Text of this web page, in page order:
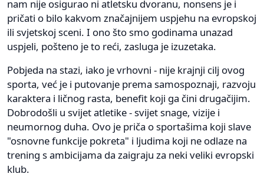
nam nije osigurao ni atletsku dvoranu, nonsens je i
pričati o bilo kakvom značajnijem uspjehu na evropskoj
ili svjetskoj sceni. I ono što smo godinama unazad
uspjeli, pošteno je to reći, zasluga je izuzetaka.
Pobjeda na stazi, iako je vrhovni - nije krajnji cilj ovog
sporta, već je i putovanje prema samospoznaji, razvoju
karaktera i ličnog rasta, benefit koji ga čini drugačijim.
Dobrodošli u svijet atletike - svijet snage, vizije i
neumornog duha. Ovo je priča o sportašima koji slave
"osnovne funkcije pokreta" i ljudima koji ne odlaze na
trening s ambicijama da zaigraju za neki veliki evropski
klub.